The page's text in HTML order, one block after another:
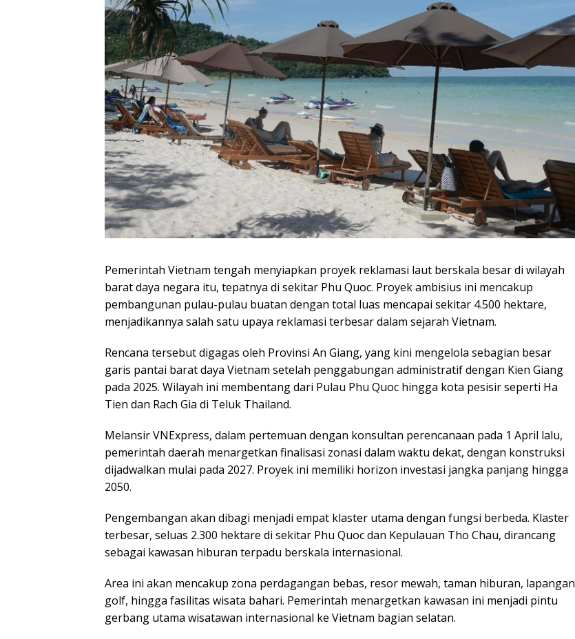
Pemerintah Vietnam tengah menyiapkan proyek reklamasi laut berskala besar di wilayah
barat daya negara itu, tepatnya di sekitar Phu Quoc. Proyek ambisius ini mencakup
pembangunan pulau-pulau buatan dengan total luas mencapai sekitar 4.500 hektare,
menjadikannya salah satu upaya reklamasi terbesar dalam sejarah Vietnam.
Rencana tersebut digagas oleh Provinsi An Giang, yang kini mengelola sebagian besar
garis pantai barat daya Vietnam setelah penggabungan administratif dengan Kien Giang
pada 2025. Wilayah ini membentang dari Pulau Phu Quoc hingga kota pesisir seperti Ha
Tien dan Rach Gia di Teluk Thailand.
Melansir VNExpress, dalam pertemuan dengan konsultan perencanaan pada 1 April lalu,
pemerintah daerah menargetkan finalisasi zonasi dalam waktu dekat, dengan konstruksi
dijadwalkan mulai pada 2027. Proyek ini memiliki horizon investasi jangka panjang hingga
2050.
Pengembangan akan dibagi menjadi empat klaster utama dengan fungsi berbeda. Klaster
terbesar, seluas 2.300 hektare di sekitar Phu Quoc dan Kepulauan Tho Chau, dirancang
sebagai kawasan hiburan terpadu berskala internasional.
Area ini akan mencakup zona perdagangan bebas, resor mewah, taman hiburan, lapangan
golf, hingga fasilitas wisata bahari. Pemerintah menargetkan kawasan ini menjadi pintu
gerbang utama wisatawan internasional ke Vietnam bagian selatan.